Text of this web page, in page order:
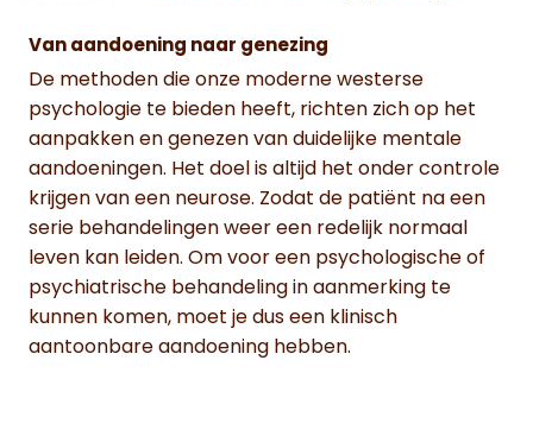
Van aandoening naar genezing
De methoden die onze moderne westerse
psychologie te bieden heeft, richten zich op het
aanpakken en genezen van duidelijke mentale
aandoeningen. Het doel is altijd het onder controle
krijgen van een neurose. Zodat de patiënt na een
serie behandelingen weer een redelijk normaal
leven kan leiden. Om voor een psychologische of
psychiatrische behandeling in aanmerking te
kunnen komen, moet je dus een klinisch
aantoonbare aandoening hebben.